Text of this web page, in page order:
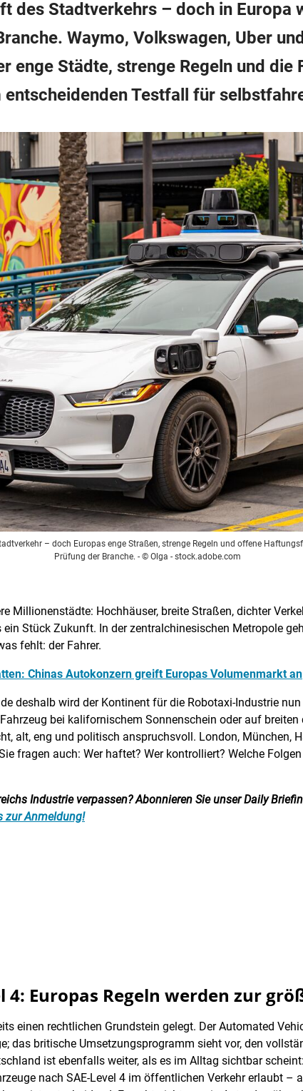
des Stadtverkehrs – doch in Europa
Waymo, Volkswagen, Uber
enge Städte, strenge Regeln und die
entscheidenden Testfall für
– doch Europas enge Straßen, strenge Regeln und offene
Prüfung der Branche. - © Olga - stock.adobe.com
Millionenstädte: Hochhäuser, breite Straßen, dichter
Stück Zukunft. In der zentralchinesischen Metropole
fehlt: der Fahrer.
Chinas Autokonzern greift Europas Volumenmarkt an
deshalb wird der Kontinent für die Robotaxi-Industrie
bei kalifornischem Sonnenschein oder auf
alt, eng und politisch anspruchsvoll. London, München,
fragen auch: Wer haftet? Wer kontrolliert? Welche
Industrie verpassen? Abonnieren Sie unser Daily
zur Anmeldung!
4: Europas Regeln werden zur
einen rechtlichen Grundstein gelegt. Der Automated
das britische Umsetzungsprogramm sieht vor, den
ist ebenfalls weiter, als es im Alltag sichtbar
nach SAE-Level 4 im öffentlichen Verkehr erlaubt –